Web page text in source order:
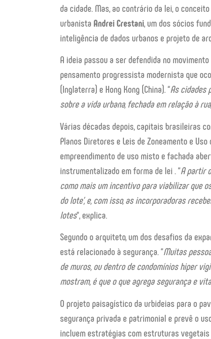
da cidade. Mas, ao contrário da lei, o
urbanista Andrei Crestani, um dos sócios
inteligência de dados urbanos e projeto de
A ideia passou a ser defendida no
pensamento progressista modernista que
(Inglaterra) e Hong Kong (China). “As cidades
sobre a vida urbana, fechada em relação à
Várias décadas depois, capitais brasileiras
Planos Diretores e Leis de Zoneamento e
empreendimento de uso misto e fachada
instrumentalizado em forma de lei . “A partir
como mais um incentivo para viabilizar que
do lote’, e, com isso, as incorporadoras
lotes“, explica.
Segundo o arquiteto, um dos desafios da
está relacionado à segurança. “Muitas
de muros, ou dentro de condomínios hiper
mostram, é que o que agrega segurança e
O projeto paisagístico da urbideias para o
segurança privada e patrimonial e prevê o
incluem estratégias com estruturas